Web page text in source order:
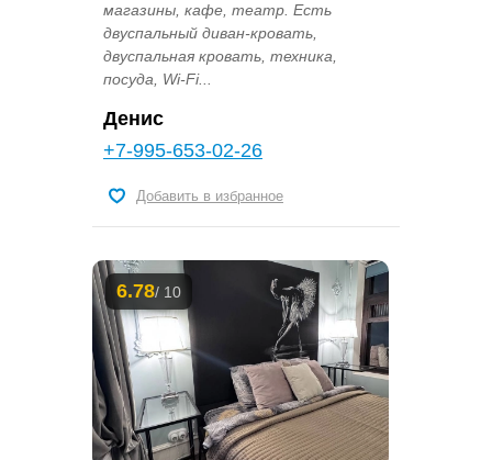
магазины, кафе, театр. Есть
двуспальный диван-кровать,
двуспальная кровать, техника,
посуда, Wi-Fi...
Денис
+7-995-653-02-26
Добавить в избранное
6.78/ 10